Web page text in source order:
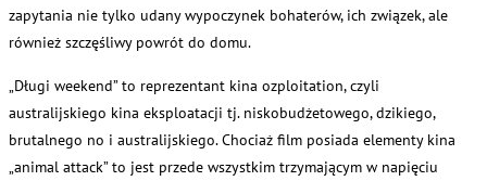
zapytania nie tylko udany wypoczynek bohaterów, ich związek, ale
również szczęśliwy powrót do domu.
„Długi weekend” to reprezentant kina ozploitation, czyli
australijskiego kina eksploatacji tj. niskobudżetowego, dzikiego,
brutalnego no i australijskiego. Chociaż film posiada elementy kina
„animal attack” to jest przede wszystkim trzymającym w napięciu